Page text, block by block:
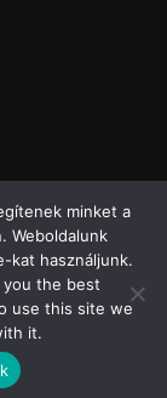
SE
minket a
Weboldalunk
kat használjunk.
the best
use this site we
it.